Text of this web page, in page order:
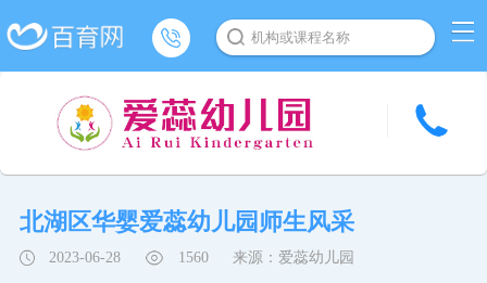
机构或课程名称
北湖区华婴爱蕊幼儿园师生风采
2023-06-28 1560 来源：爱蕊幼儿园